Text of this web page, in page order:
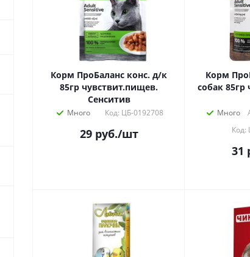
Корм ПроБаланс конс. д/к
85гр чувствит.пищев.
Сенситив
Много Код: ЦБ-0192708
29руб./шт
Корм
собак
Много
Код:
31